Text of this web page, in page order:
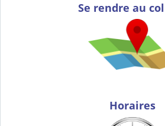
Se rendre au
Horaires